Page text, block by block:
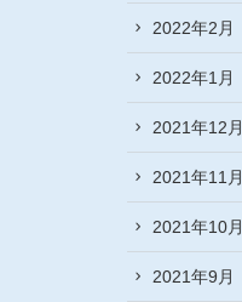
2022年2月
2022年1月
2021年12月
2021年11月
2021年10月
2021年9月